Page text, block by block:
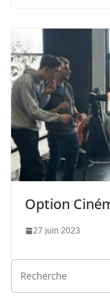
Option
27 juin 2023